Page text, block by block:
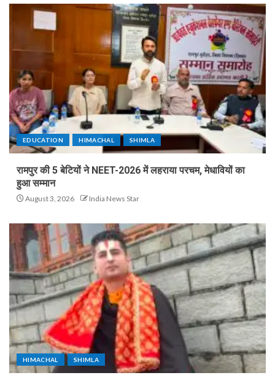
EDUCATION HIMACHAL SHIMLA
रामपुर की 5 बेटियों ने NEET-2026 में लहराया परचम, मेधावियों का
हुआ सम्मान
August 3, 2026 India News Star
HIMACHAL SHIMLA